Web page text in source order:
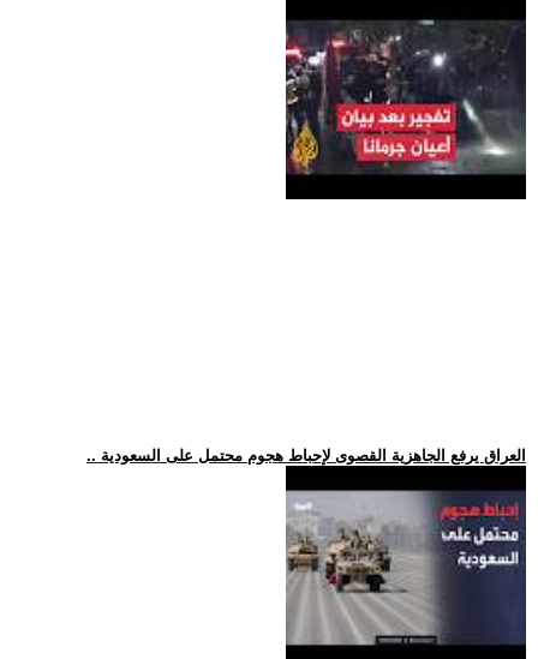
.. العراق يرفع الجاهزية القصوى لإحباط هجوم محتمل على السعودية